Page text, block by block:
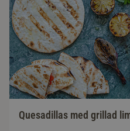
Quesadillas med grillad